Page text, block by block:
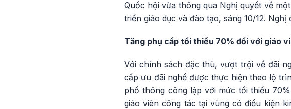
Quốc hội vừa thông qua Nghị quyết về
triển giáo dục và đào tạo, sáng 10/12.
Tăng phụ cấp tối thiểu 70% đối với giáo
Với chính sách đặc thù, vượt trội về đãi
cấp ưu đãi nghề được thực hiện theo lộ
phổ thông công lập với mức tối thiểu
giáo viên công tác tại vùng có điều kiện